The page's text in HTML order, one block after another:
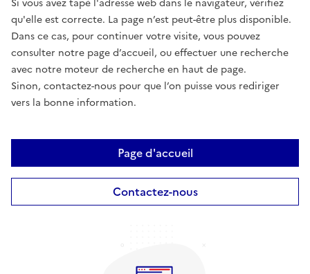
Si vous avez tapé l'adresse web dans le navigateur, vérifiez
qu'elle est correcte. La page n’est peut-être plus disponible.
Dans ce cas, pour continuer votre visite, vous pouvez
consulter notre page d’accueil, ou effectuer une recherche
avec notre moteur de recherche en haut de page.
Sinon, contactez-nous pour que l’on puisse vous rediriger
vers la bonne information.
Page d'accueil
Contactez-nous